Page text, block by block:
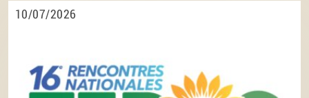
10/07/2026